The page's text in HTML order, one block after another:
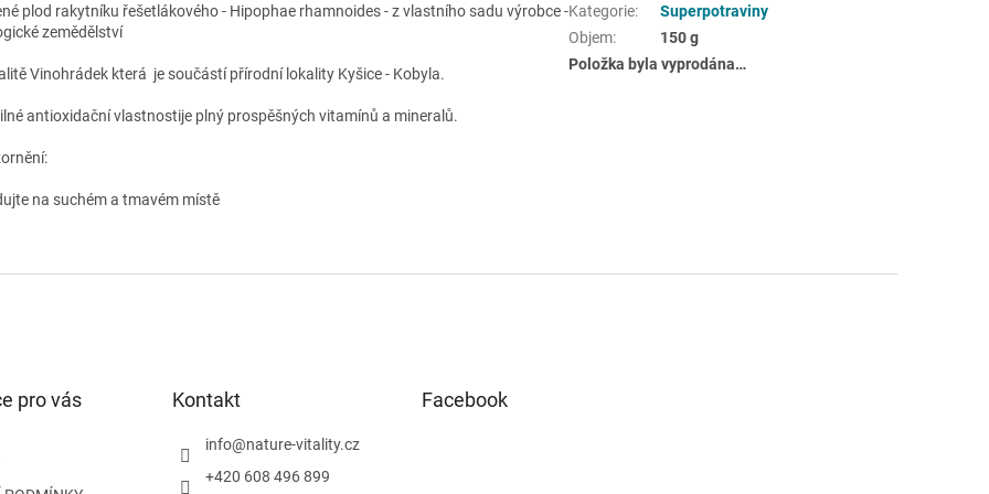
plod rakytníku řešetlákového - Hipophae rhamnoides - z vlastního sadu výrobce -
zemědělství
Vinohrádek která je součástí přírodní lokality Kyšice - Kobyla.
antioxidační vlastnostije plný prospěšných vitamínů a mineralů.
na suchém a tmavém místě
Kategorie:
Superpotraviny
Objem:
150 g
Položka byla vyprodána…
pro vás Kontakt
info@nature-vitality.cz
+420 608 496 899
Facebook